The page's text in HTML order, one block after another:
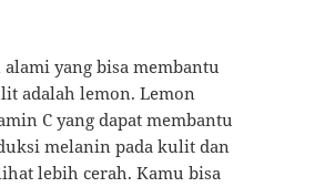
alami yang bisa membantu
adalah lemon. Lemon
C yang dapat membantu
melanin pada kulit dan
lebih cerah. Kamu bisa